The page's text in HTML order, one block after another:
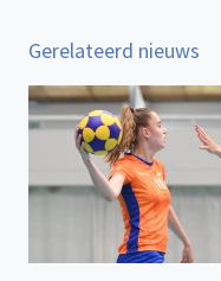
Gerelateerd nieuws